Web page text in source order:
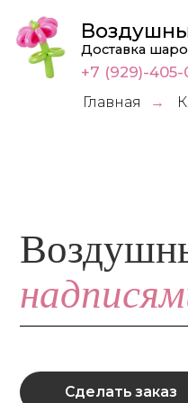
Доставка шаров
+7 (929)-405-
Главная →